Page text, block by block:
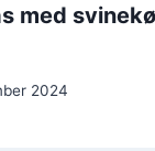
med
2024